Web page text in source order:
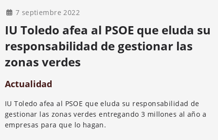
7 septiembre 2022
IU Toledo afea al PSOE que eluda su
responsabilidad de gestionar las
zonas verdes
Actualidad
IU Toledo afea al PSOE que eluda su responsabilidad de
gestionar las zonas verdes entregando 3 millones al año a
empresas para que lo hagan.